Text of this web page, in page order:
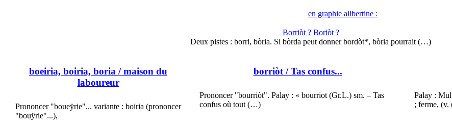
en graphie alibertine :
Borriòt ? Boriòt ?
Deux pistes : borri, bòria. Si bòrda peut donner bordòt*, bòria pourrait (…)
boeiria, boiria, boria / maison du
laboureur
Prononcer "boueÿrie"... variante : boiria (prononcer
"bouÿrie"...),
borriòt/ Tas confus...
Prononcer "bourriòt". Palay : « bourriot (Gr.L.) sm. – Tas
confus où tout (…)
Palay :
; ferme,